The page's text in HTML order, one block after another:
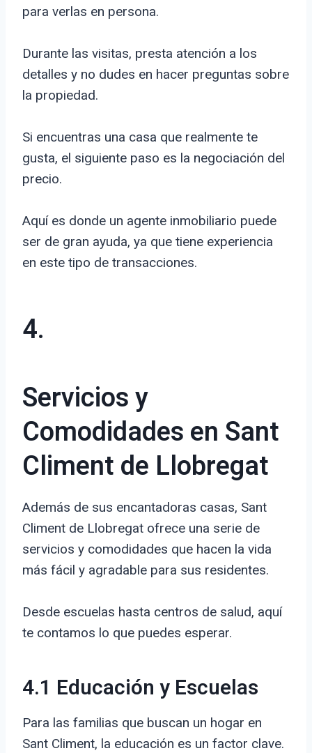
para verlas en persona.
Durante las visitas, presta atención a los
detalles y no dudes en hacer preguntas sobre
la propiedad.
Si encuentras una casa que realmente te
gusta, el siguiente paso es la negociación del
precio.
Aquí es donde un agente inmobiliario puede
ser de gran ayuda, ya que tiene experiencia
en este tipo de transacciones.
4.
Servicios y
Comodidades en Sant
Climent de Llobregat
Además de sus encantadoras casas, Sant
Climent de Llobregat ofrece una serie de
servicios y comodidades que hacen la vida
más fácil y agradable para sus residentes.
Desde escuelas hasta centros de salud, aquí
te contamos lo que puedes esperar.
4.1 Educación y Escuelas
Para las familias que buscan un hogar en
Sant Climent, la educación es un factor clave.